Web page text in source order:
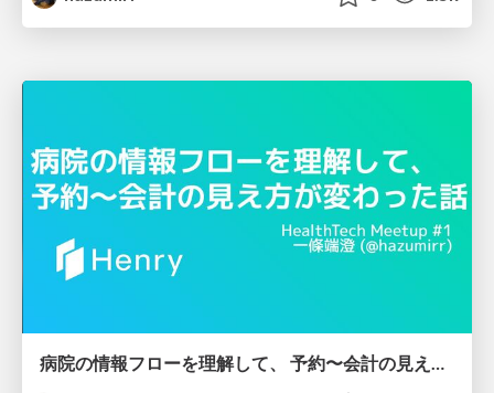
病院の情報フローを理解して、 予約〜会計の見え方が変わった話